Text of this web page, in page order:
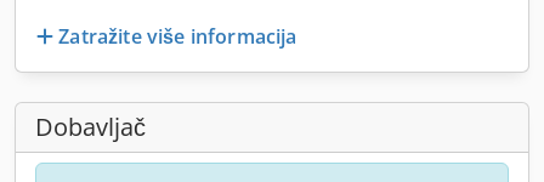
Zatražite više informacija
Dobavljač